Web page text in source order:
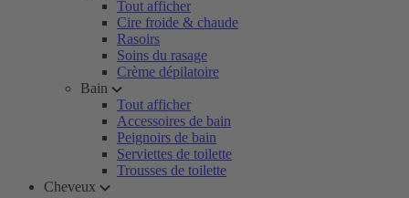
Tout afficher
Cire froide & chaude
Rasoirs
Soins du rasage
Crème dépilatoire
Bain
Tout afficher
Accessoires de bain
Peignoirs de bain
Serviettes de toilette
Trousses de toilette
Cheveux